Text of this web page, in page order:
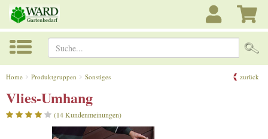
Suche...
Home Produktgruppen Sonstiges zurück
Vlies-Umhang
(14 Kundenmeinungen)